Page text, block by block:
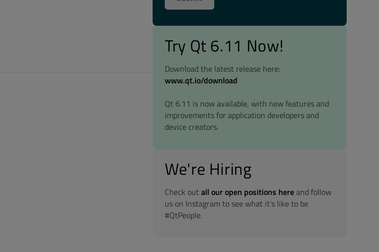
Try Qt 6.11 Now!
Download the latest release here:
www.qt.io/download
Qt 6.11 is now available, with new features and
improvements for application developers and
device creators.
We're Hiring
Check outall our open positions hereand follow
us on Instagram to see what it's like to be
#QtPeople.